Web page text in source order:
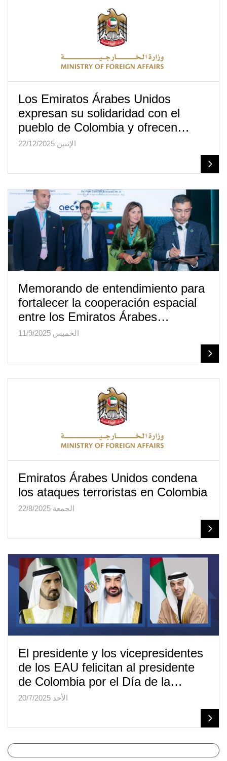
Los Emiratos Árabes Unidos
expresan su solidaridad con el
pueblo de Colombia y ofrecen…
الإثنين 22/12/2025
Memorando de entendimiento para
fortalecer la cooperación espacial
entre los Emiratos Árabes…
الخميس 11/9/2025
Emiratos Árabes Unidos condena
los ataques terroristas en Colombia
الجمعة 22/8/2025
El presidente y los vicepresidentes
de los EAU felicitan al presidente
de Colombia por el Día de la…
الأحد 20/7/2025